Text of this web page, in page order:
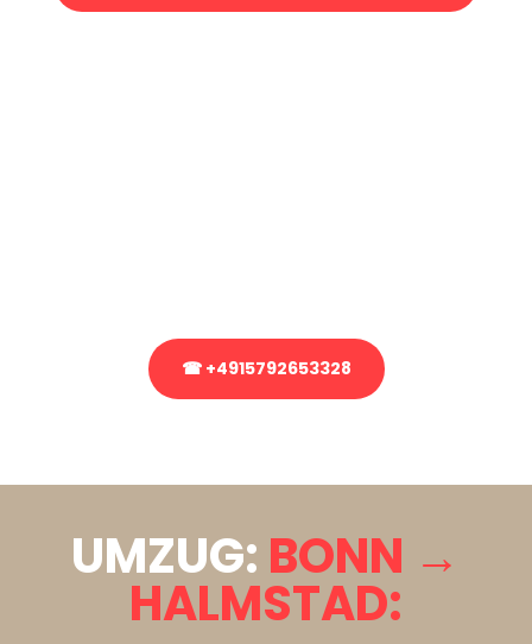
☎ +4915792653328
UMZUG: BONN →
HALMSTAD: